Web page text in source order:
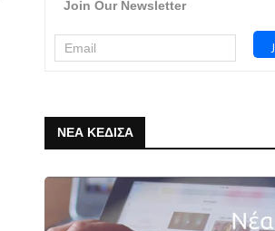
Join Our Newsletter
ΝΕΑ ΚΕΔΙΣΑ